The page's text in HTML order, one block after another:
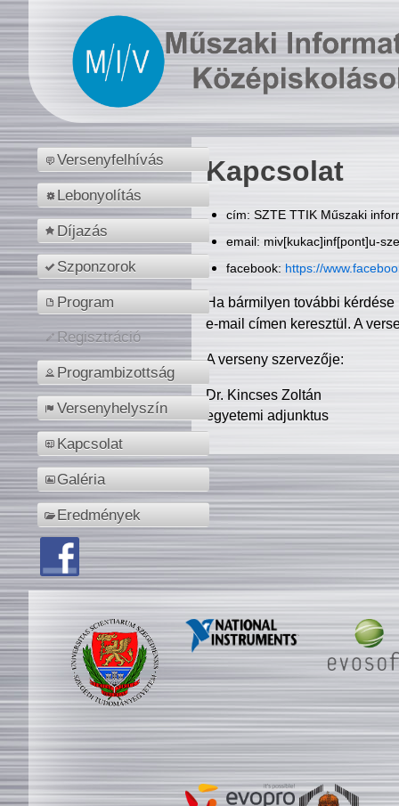
Versenyfelhívás
Lebonyolítás
Díjazás
Szponzorok
Program
Regisztráció
Programbizottság
Versenyhelyszín
Kapcsolat
Galéria
Eredmények
Kapcsolat
cím: SZTE TTIK Műszaki
email: miv[kukac]inf[pont]u-
facebook: https://
Ha bármilyen további
e-mail címen keresztül. A
A verseny szervezője:
Dr. Kincses Zoltán
egyetemi adjunktus